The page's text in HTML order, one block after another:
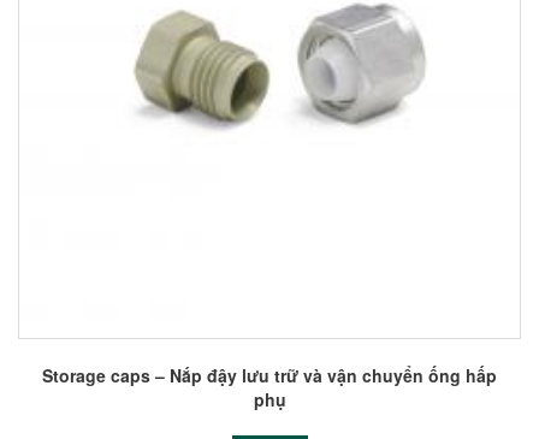
Storage caps – Nắp đậy lưu trữ và vận chuyển ống hấp
phụ